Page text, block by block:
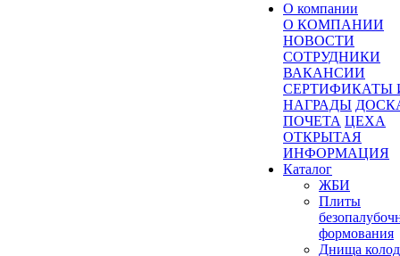
О компании
О КОМПАНИИ
НОВОСТИ
СОТРУДНИКИ
ВАКАНСИИ
СЕРТИФИКАТЫ
НАГРАДЫ
ПОЧЕТА ЦЕХА
ОТКРЫТАЯ
ИНФОРМАЦИЯ
Каталог
ЖБИ
Плиты
формования
Днища